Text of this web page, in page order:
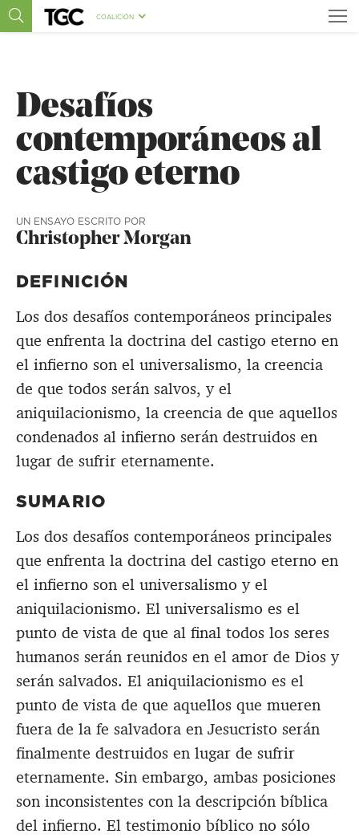
COALICIÓN
Desafíos
contemporáneos al
castigo eterno
UN ENSAYO ESCRITO POR
Christopher Morgan
DEFINICIÓN
Los dos desafíos contemporáneos principales
que enfrenta la doctrina del castigo eterno en
el infierno son el universalismo, la creencia
de que todos serán salvos, y el
aniquilacionismo, la creencia de que aquellos
condenados al infierno serán destruidos en
lugar de sufrir eternamente.
SUMARIO
Los dos desafíos contemporáneos principales
que enfrenta la doctrina del castigo eterno en
el infierno son el universalismo y el
aniquilacionismo. El universalismo es el
punto de vista de que al final todos los seres
humanos serán reunidos en el amor de Dios y
serán salvados. El aniquilacionismo es el
punto de vista de que aquellos que mueren
fuera de la fe salvadora en Jesucristo serán
finalmente destruidos en lugar de sufrir
eternamente. Sin embargo, ambas posiciones
son inconsistentes con la descripción bíblica
del infierno. El testimonio bíblico no sólo